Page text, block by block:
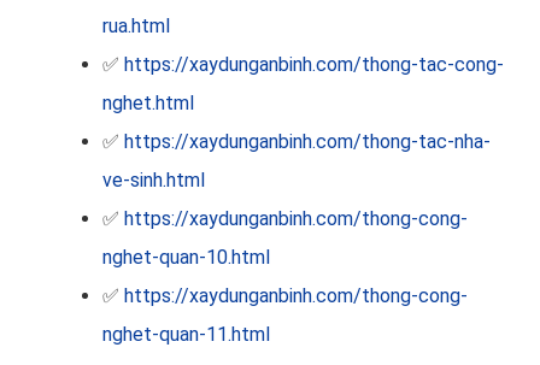
rua.html
✅ https://xaydunganbinh.com/thong-tac-cong-
nghet.html
✅ https://xaydunganbinh.com/thong-tac-nha-
ve-sinh.html
✅ https://xaydunganbinh.com/thong-cong-
nghet-quan-10.html
✅ https://xaydunganbinh.com/thong-cong-
nghet-quan-11.html